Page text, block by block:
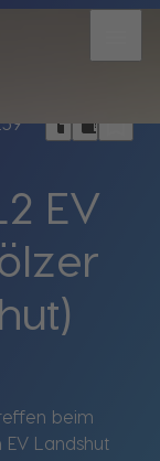
headphoneschrome_reader_modebookmark_border
EV
beim
Landshut